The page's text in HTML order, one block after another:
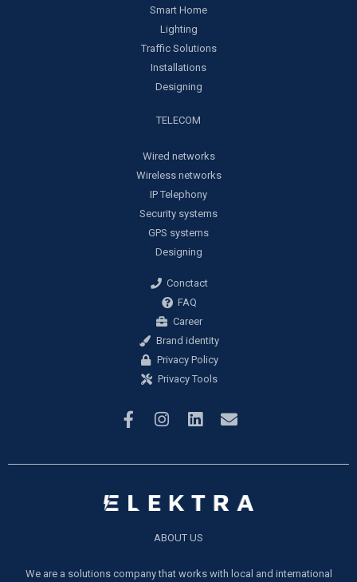
Smart Home
Lighting
Traffic Solutions
Installations
Designing
TELECOM
Wired networks
Wireless networks
IP Telephony
Security systems
GPS systems
Designing
Conctact
FAQ
Career
Brand identity
Privacy Policy
Privacy Tools
ABOUT US
We are a solutions company that works with local and international